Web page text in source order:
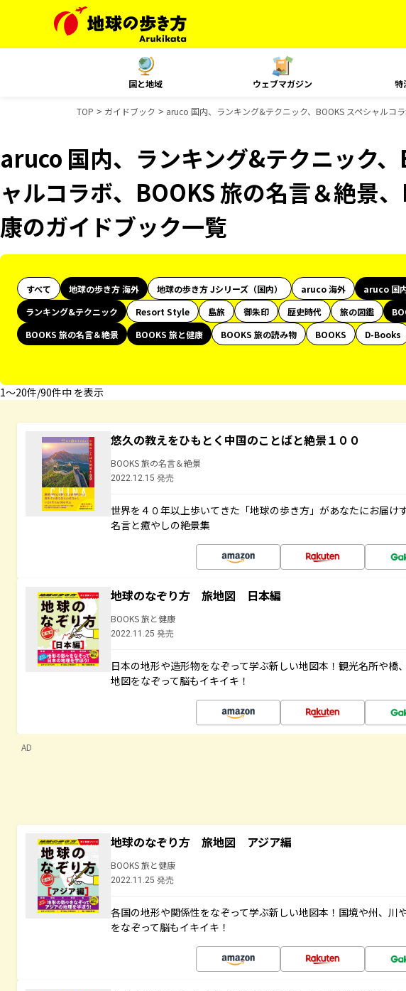
国と地域 ウェブマガジン 特
TOP ガイドブック aruco 国内、ランキング&テクニック、BOOKS スペシャルコ
aruco 国内、ランキング&テクニック、
ャルコラボ、BOOKS 旅の名言＆絶景
康のガイドブック一覧
すべて 地球の歩き方 海外 地球の歩き方 Jシリーズ（国内） aruco 海外 aruco 国
ランキング&テクニック
Resort Style 島旅 御朱印 歴史時代 旅の図鑑
BOOKS 旅の名言＆絶景
BOOKS 旅と健康 BOOKS 旅の読み物 BOOKS
D-Books
1〜20件/90件中 を表示
悠久の教えをひもとく中国のことばと絶景１００
BOOKS 旅の名言＆絶景
2022.12.15 発売
世界を４０年以上歩いてきた「地球の歩き方」があなたにお届け
名言と癒やしの絶景集
地球のなぞり方 旅地図 日本編
BOOKS 旅と健康
2022.11.25 発売
日本の地形や造形物をなぞって学ぶ新しい地図本！観光名所や橋
地図をなぞって脳もイキイキ！
AD
地球のなぞり方 旅地図 アジア編
BOOKS 旅と健康
2022.11.25 発売
各国の地形や関係性をなぞって学ぶ新しい地図本！国境や州、川
をなぞって脳もイキイキ！